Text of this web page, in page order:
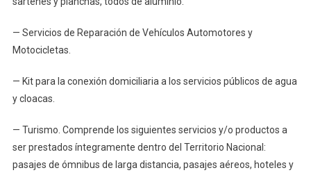
— Servicios de Reparación de Vehículos Automotores y
Motocicletas.
— Kit para la conexión domiciliaria a los servicios públicos de agua
y cloacas.
— Turismo. Comprende los siguientes servicios y/o productos a
ser prestados íntegramente dentro del Territorio Nacional:
pasajes de ómnibus de larga distancia, pasajes aéreos, hoteles y